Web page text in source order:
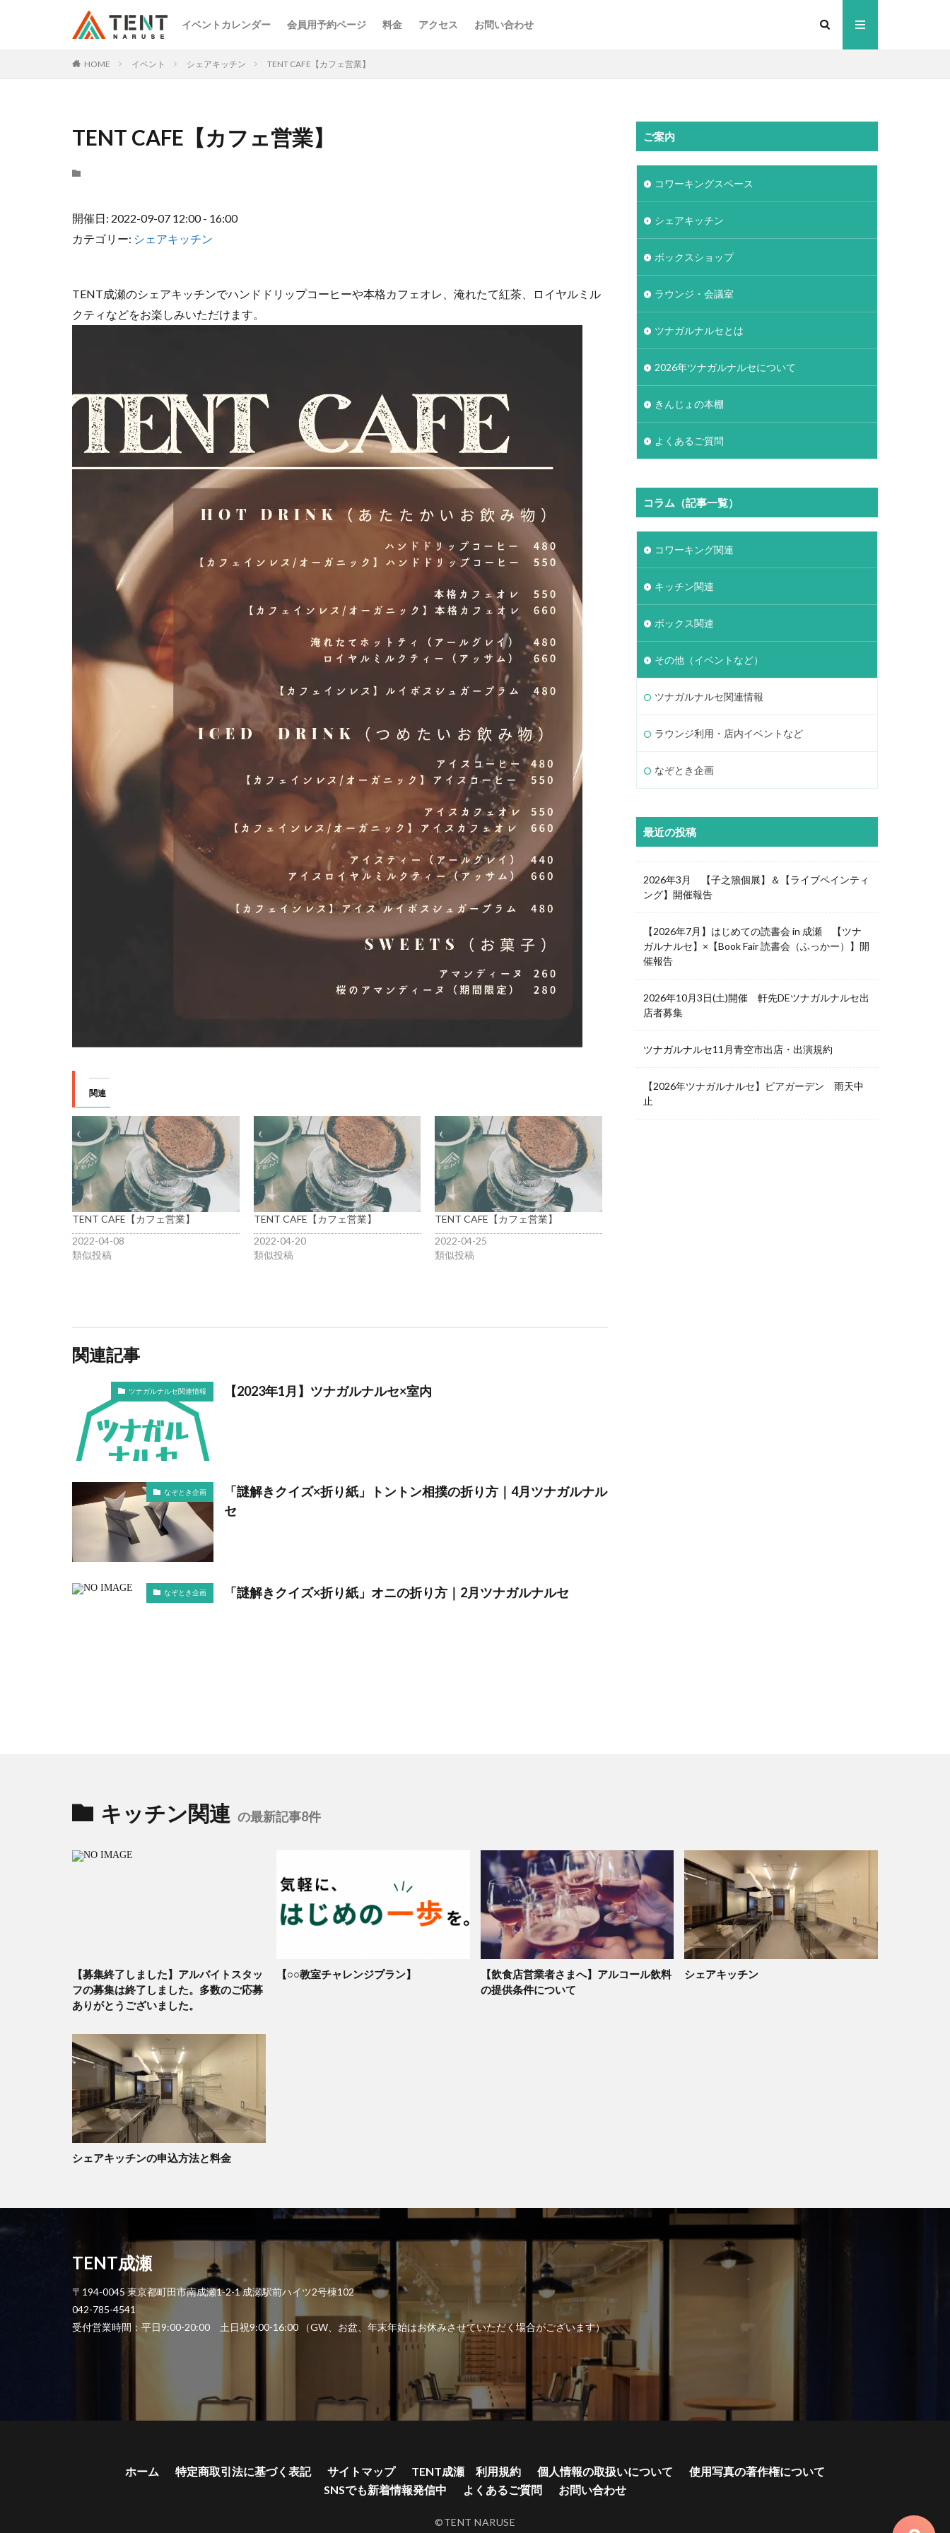
イベントカレンダー 会員用予約ページ 料金 アクセス お問い合わせ
HOME イベント シェアキッチン TENT CAFE【カフェ営業】
TENT CAFE【カフェ営業】
開催日: 2022-09-07 12:00 - 16:00
カテゴリー: シェアキッチン
TENT成瀬のシェアキッチンでハンドドリップコーヒーや本格カフェオレ、淹れたて紅茶、ロイヤルミル
クティなどをお楽しみいただけます。
関連
TENT CAFE【カフェ営業】
2022-04-08
類似投稿
TENT CAFE【カフェ営業】
2022-04-20
類似投稿
TENT CAFE【カフェ営業】
2022-04-25
類似投稿
関連記事
ツナガルナルセ関連情報 【2023年1月】ツナガルナルセ×室内
なぞとき企画
「謎解きクイズ×折り紙」トントン相撲の折り方｜4月ツナガルナル
セ
なぞとき企画 「謎解きクイズ×折り紙」オニの折り方｜2月ツナガルナルセ
ご案内
コワーキングスペース
シェアキッチン
ボックスショップ
ラウンジ・会議室
ツナガルナルセとは
2026年ツナガルナルセについて
きんじょの本棚
よくあるご質問
コラム（記事一覧）
コワーキング関連
キッチン関連
ボックス関連
その他（イベントなど）
ツナガルナルセ関連情報
ラウンジ利用・店内イベントなど
なぞとき企画
最近の投稿
2026年3月 【子之籏個展】＆【ライブペインティ
ング】開催報告
【2026年7月】はじめての読書会 in 成瀬 【ツナ
ガルナルセ】×【Book Fair 読書会（ふっかー）】開
催報告
2026年10月3日(土)開催 軒先DEツナガルナルセ出
店者募集
ツナガルナルセ11月青空市出店・出演規約
【2026年ツナガルナルセ】ビアガーデン 雨天中
止
キッチン関連 の最新記事8件
【募集終了しました】アルバイトスタッ
フの募集は終了しました。多数のご応募
ありがとうございました。
【○○教室チャレンジプラン】
【飲食店営業者さまへ】アルコール飲料
の提供条件について
シェアキッチン
シェアキッチンの申込方法と料金
TENT成瀬
〒194-0045 東京都町田市南成瀬1-2-1 成瀬駅前ハイツ2号棟102
042-785-4541
受付営業時間：平日9:00-20:00 土日祝9:00-16:00 （GW、お盆、年末年始はお休みさせていただく場合がございます）
ホーム 特定商取引法に基づく表記 サイトマップ TENT成瀬 利用規約 個人情報の取扱いについて
使用写真の著作権について
SNSでも新着情報発信中
よくあるご質問 お問い合わせ
©TENT NARUSE